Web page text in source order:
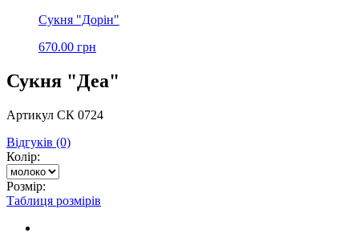
Сукня "Дорін"
670.00 грн
Сукня "Деа"
Артикул СК 0724
Відгуків (0)
Колір:
Розмір:
Таблиця розмірів